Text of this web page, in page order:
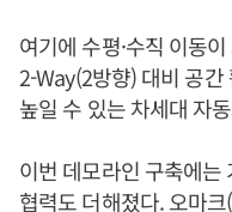
여기에 수평·수직 이동
2-Way(2방향) 대비 공
높일 수 있는 차세대 자
이번 데모라인 구축에는
협력도 더해졌다. 오마